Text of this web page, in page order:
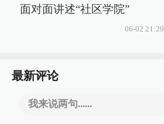
面对面讲述“社区学院”
06-02 21:29
最新评论
我来说两句......